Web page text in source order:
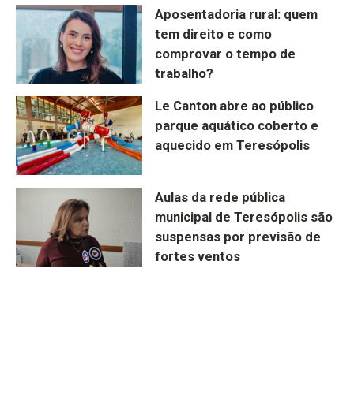
Aposentadoria rural: quem
tem direito e como
comprovar o tempo de
trabalho?
Le Canton abre ao público
parque aquático coberto e
aquecido em Teresópolis
Aulas da rede pública
municipal de Teresópolis são
suspensas por previsão de
fortes ventos